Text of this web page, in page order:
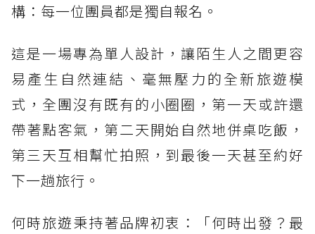
構：每一位團員都是獨自報名。
這是一場專為單人設計，讓陌生人之間更容
易產生自然連結、毫無壓力的全新旅遊模
式，全團沒有既有的小圈圈，第一天或許還
帶著點客氣，第二天開始自然地併桌吃飯，
第三天互相幫忙拍照，到最後一天甚至約好
下一趟旅行。
何時旅遊秉持著品牌初衷：「何時出發？最